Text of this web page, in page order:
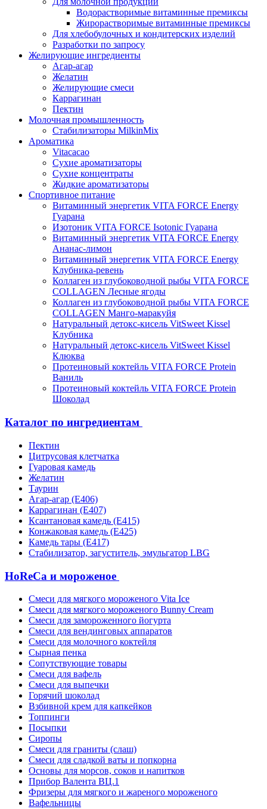
Водорастворимые витаминные премиксы
Жирорастворимые витаминные премиксы
Для хлебобулочных и кондитерских изделий
Разработки по запросу
Желирующие ингредиенты
Агар-агар
Желатин
Желирующие смеси
Каррагинан
Пектин
Молочная промышленность
Стабилизаторы MilkinMix
Ароматика
Vitacacao
Сухие ароматизаторы
Сухие концентраты
Жидкие ароматизаторы
Спортивное питание
Витаминный энергетик VITA FORCE Energy
Гуарана
Изотоник VITA FORCE Isotonic Гуарана
Витаминный энергетик VITA FORCE Energy
Ананас-лимон
Витаминный энергетик VITA FORCE Energy
Клубника-ревень
Коллаген из глубоководной рыбы VITA FORCE
COLLAGEN Лесные ягоды
Коллаген из глубоководной рыбы VITA FORCE
COLLAGEN Манго-маракуйя
Натуральный детокс-кисель VitSweet Kissel
Клубника
Натуральный детокс-кисель VitSweet Kissel
Клюква
Протеиновый коктейль VITA FORCE Protein
Ваниль
Протеиновый коктейль VITA FORCE Protein
Шоколад
Каталог по ингредиентам
Пектин
Цитрусовая клетчатка
Гуаровая камедь
Желатин
Таурин
Агар-агар (Е406)
Каррагинан (Е407)
Ксантановая камедь (Е415)
Конжаковая камедь (Е425)
Камедь тары (Е417)
Стабилизатор, загуститель, эмульгатор LBG
HoReCa и мороженое
Смеси для мягкого мороженого Vita Ice
Смеси для мягкого мороженого Bunny Cream
Смеси для замороженного йогурта
Смеси для вендинговых аппаратов
Смеси для молочного коктейля
Сырная пенка
Сопутствующие товары
Смеси для вафель
Смеси для выпечки
Горячий шоколад
Взбивной крем для капкейков
Топпинги
Посыпки
Сиропы
Смеси для граниты (слаш)
Смеси для сладкой ваты и попкорна
Основы для морсов, соков и напитков
Прибор Валента ВЦ.1
Фризеры для мягкого и жареного мороженого
Вафельницы